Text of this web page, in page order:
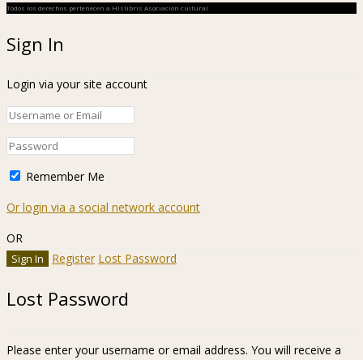
Todos los derechos pertenecen a Hislibris Asociación cultural
Sign In
Login via your site account
Remember Me
Or login via a social network account
OR
Register Lost Password
Lost Password
Please enter your username or email address. You will receive a